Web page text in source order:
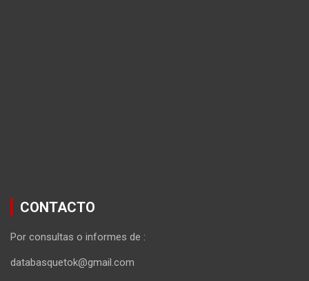
CONTACTO
Por consultas o informes de :
databasquetok@gmail.com